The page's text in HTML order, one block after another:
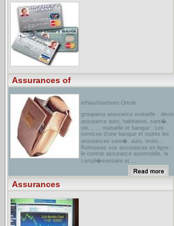
companies in the life and health
Assurances of
ethiasVoorheen Omob.
groupama assurance mutuelle : devis
assurance auto, habitation, sant�,
vie... ... mutuelle et banque : Les
services d'une banque et toutes les
assurances sant�, auto, moto...
Retrouvez vos assurances en ligne :
le contrat assurance automobile, la
compl�mentaire et ...
mutuelles du Mans Assurances - [
particuliers et leur tarif.
Assurances